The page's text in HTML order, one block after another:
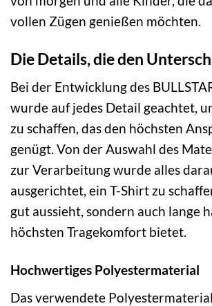
vollen Zügen genießen möchten.
Die Details, die den
Bei der Entwicklung des
wurde auf jedes Detail geachtet,
zu schaffen, das den höchsten
genügt. Von der Auswahl des
zur Verarbeitung wurde alles
ausgerichtet, ein T-Shirt zu
gut aussieht, sondern auch lange
höchsten Tragekomfort bietet.
Hochwertiges Polyestermaterial
Das verwendete